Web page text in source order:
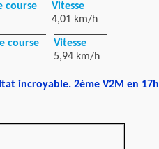
course
Vitesse
4,01 km/h
course
Vitesse
5,94 km/h
incroyable. 2ème V2M en 17h